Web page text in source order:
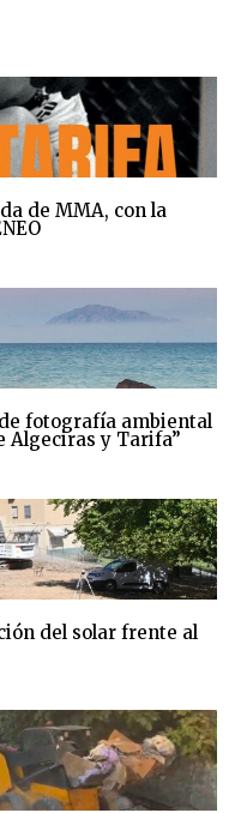
de MMA, con la
fotografía ambiental
Algeciras y Tarifa”
del solar frente al